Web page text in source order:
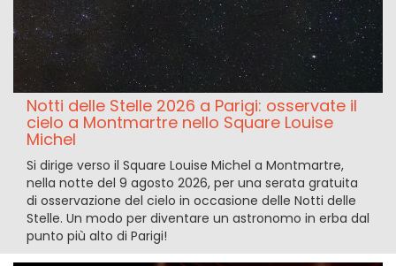
Notti delle Stelle 2026 a Parigi: osservate il
cielo a Montmartre nello Square Louise
Michel
Si dirige verso il Square Louise Michel a Montmartre,
nella notte del 9 agosto 2026, per una serata gratuita
di osservazione del cielo in occasione delle Notti delle
Stelle. Un modo per diventare un astronomo in erba dal
punto più alto di Parigi!